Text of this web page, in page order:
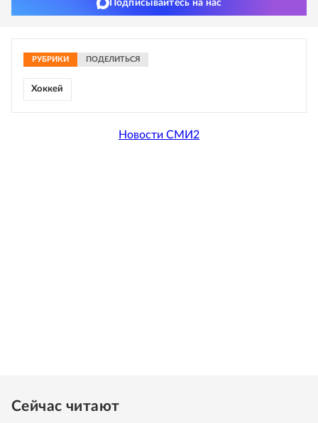
Подписывайтесь на нас
РУБРИКИ ПОДЕЛИТЬСЯ
Хоккей
Новости СМИ2
Сейчас читают